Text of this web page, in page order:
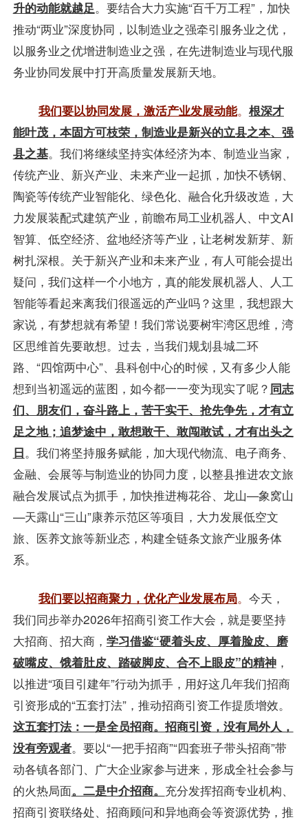
升的动能就越足。要结合大力实施“百千万工程”，加快
推动“两业”深度协同，以制造业之强牵引服务业之优，
以服务业之优增进制造业之强，在先进制造业与现代服
务业协同发展中打开高质量发展新天地。
我们要以协同发展，激活产业发展动能。 根深才
能叶茂，本固方可枝荣，制造业是新兴的立县之本、强
县之基。我们将继续坚持实体经济为本、制造业当家，
传统产业、新兴产业、未来产业一起抓，加快不锈钢、
陶瓷等传统产业智能化、绿色化、融合化升级改造，大
力发展装配式建筑产业，前瞻布局工业机器人、中文AI
智算、低空经济、盆地经济等产业，让老树发新芽、新
树扎深根。关于新兴产业和未来产业，有人可能会提出
疑问，我们这样一个小地方，真的能发展机器人、人工
智能等看起来离我们很遥远的产业吗？这里，我想跟大
家说，有梦想就有希望！我们常说要树牢湾区思维，湾
区思维首先要敢想。过去，当我们规划县城二环
路、“四馆两中心”、县科创中心的时候，又有多少人能
想到当初遥远的蓝图，如今都一一变为现实了呢？ 同志
们、朋友们，奋斗路上，苦干实干、抢先争先，才有立
足之地；追梦途中，敢想敢干、敢闯敢试，才有出头之
日。我们将坚持服务赋能，加大现代物流、电子商务、
金融、会展等与制造业的协同力度，以整县推进农文旅
融合发展试点为抓手，加快推进梅花谷、龙山—象窝山
—天露山“三山”康养示范区等项目，大力发展低空文
旅、医养文旅等新业态，构建全链条文旅产业服务体
系。
我们要以招商聚力，优化产业发展布局。 今天，
我们同步举办2026年招商引资工作大会，就是要坚持
大招商、招大商， 学习借鉴“硬着头皮、厚着脸皮、磨
破嘴皮、饿着肚皮、踏破脚皮、合不上眼皮”的精神，
以推进“项目引建年”行动为抓手，用好这几年我们招商
引资形成的“五套打法”，推动招商引资工作提质增效。
这五套打法：一是全员招商。招商引资，没有局外人，
没有旁观者。要以“一把手招商”“四套班子带头招商”带
动各镇各部门、广大企业家参与进来，形成全社会参与
的火热局面。二是中介招商。 充分发挥招商专业机构、
招商引资联络处、招商顾问和异地商会等资源优势，推